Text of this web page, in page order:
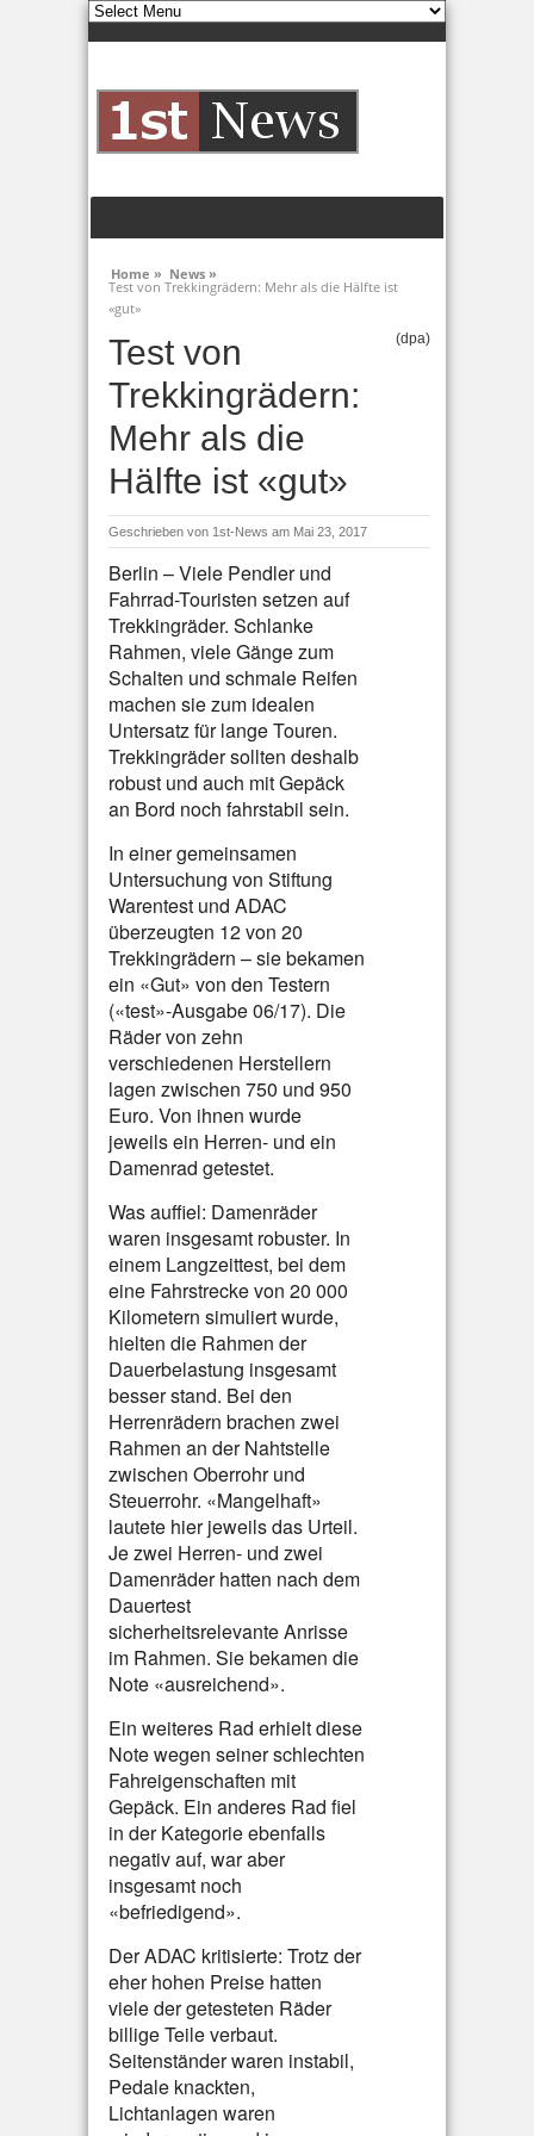
Home » News »
Test von Trekkingrädern: Mehr als die Hälfte ist
«gut»
Test von
Trekkingrädern:
Mehr als die
Hälfte ist «gut»
(dpa)
Geschrieben von 1st-News am Mai 23, 2017
Berlin – Viele Pendler und
Fahrrad-Touristen setzen auf
Trekkingräder. Schlanke
Rahmen, viele Gänge zum
Schalten und schmale Reifen
machen sie zum idealen
Untersatz für lange Touren.
Trekkingräder sollten deshalb
robust und auch mit Gepäck
an Bord noch fahrstabil sein.
In einer gemeinsamen
Untersuchung von Stiftung
Warentest und ADAC
überzeugten 12 von 20
Trekkingrädern – sie bekamen
ein «Gut» von den Testern
(«test»-Ausgabe 06/17). Die
Räder von zehn
verschiedenen Herstellern
lagen zwischen 750 und 950
Euro. Von ihnen wurde
jeweils ein Herren- und ein
Damenrad getestet.
Was auffiel: Damenräder
waren insgesamt robuster. In
einem Langzeittest, bei dem
eine Fahrstrecke von 20 000
Kilometern simuliert wurde,
hielten die Rahmen der
Dauerbelastung insgesamt
besser stand. Bei den
Herrenrädern brachen zwei
Rahmen an der Nahtstelle
zwischen Oberrohr und
Steuerrohr. «Mangelhaft»
lautete hier jeweils das Urteil.
Je zwei Herren- und zwei
Damenräder hatten nach dem
Dauertest
sicherheitsrelevante Anrisse
im Rahmen. Sie bekamen die
Note «ausreichend».
Ein weiteres Rad erhielt diese
Note wegen seiner schlechten
Fahreigenschaften mit
Gepäck. Ein anderes Rad fiel
in der Kategorie ebenfalls
negativ auf, war aber
insgesamt noch
«befriedigend».
Der ADAC kritisierte: Trotz der
eher hohen Preise hatten
viele der getesteten Räder
billige Teile verbaut.
Seitenständer waren instabil,
Pedale knackten,
Lichtanlagen waren